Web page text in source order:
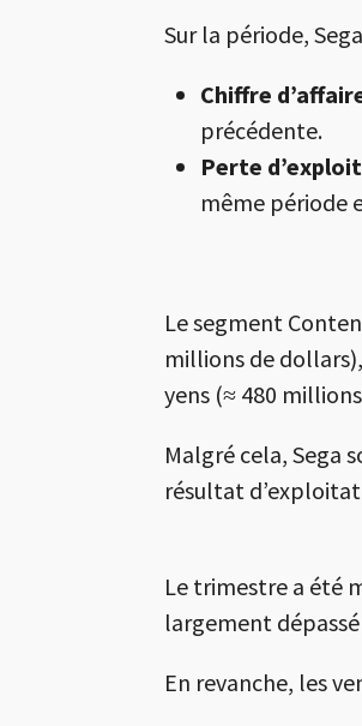
Sur la période,
Chiffre
précédente.
Perte
même période
Le segment
millions de
yens (≈ 480
Malgré cela, Sega
résultat
Le trimestre a été
largement
En revanche, les